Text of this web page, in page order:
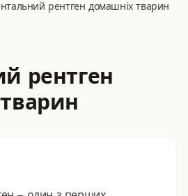
рентген домашніх тварин
рентген